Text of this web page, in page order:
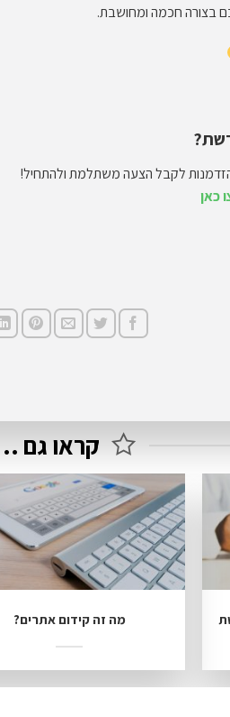
בצורה חכמה ומחושבת.
לקבל הצעה משתלמת ולהתחיל!
כאן
קראו גם ..
מה זה קידום אתרים?